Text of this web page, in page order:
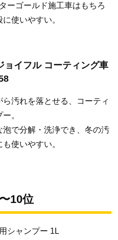
ーゴールド施工車はもちろ
使いやすい。
イフル コーティング車
汚れを落とせる、コーティ
。
で分解・洗浄でき、冬の汚
使いやすい。
10位
シャンプー 1L